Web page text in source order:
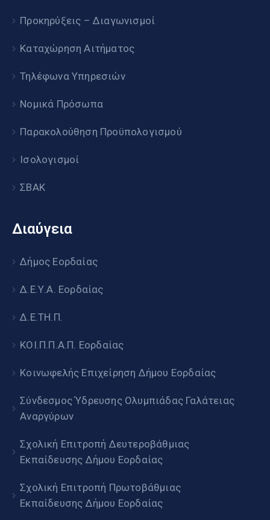
Προκηρύξεις – Διαγωνισμοί
Καταχώρηση Αιτήματος
Τηλέφωνα Υπηρεσιών
Νομικά Πρόσωπα
Παρακολούθηση Προϋπολογισμού
Ισολογισμοί
ΣΒΑΚ
Διαύγεια
Δήμος Εορδαίας
Δ.Ε.Υ.Α. Εορδαίας
Δ.Ε.ΤΗ.Π.
ΚΟΙ.Π.Π.Α.Π. Εορδαίας
Κοινωφελής Επιχείρηση Δήμου Εορδαίας
Σύνδεσμος Ύδρευσης Ολυμπιάδας Γαλάτειας
Αναργύρων
Σχολική Επιτροπή Δευτεροβάθμιας
Εκπαίδευσης Δήμου Εορδαίας
Σχολική Επιτροπή Πρωτοβάθμιας
Εκπαίδευσης Δήμου Εορδαίας